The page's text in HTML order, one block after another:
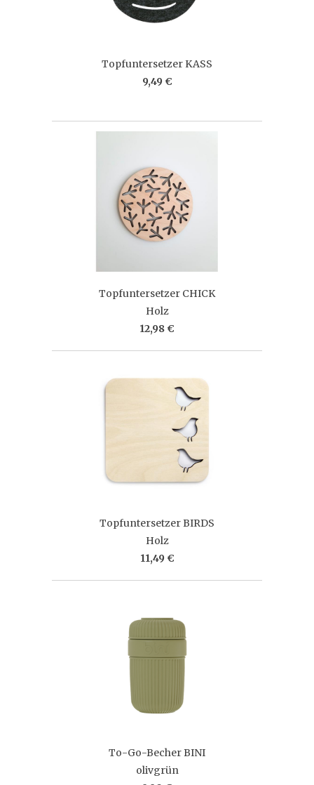
Topfuntersetzer KASS
9,49 €
Topfuntersetzer CHICK
Holz
12,98 €
Topfuntersetzer BIRDS
Holz
11,49 €
To-Go-Becher BINI
olivgrün